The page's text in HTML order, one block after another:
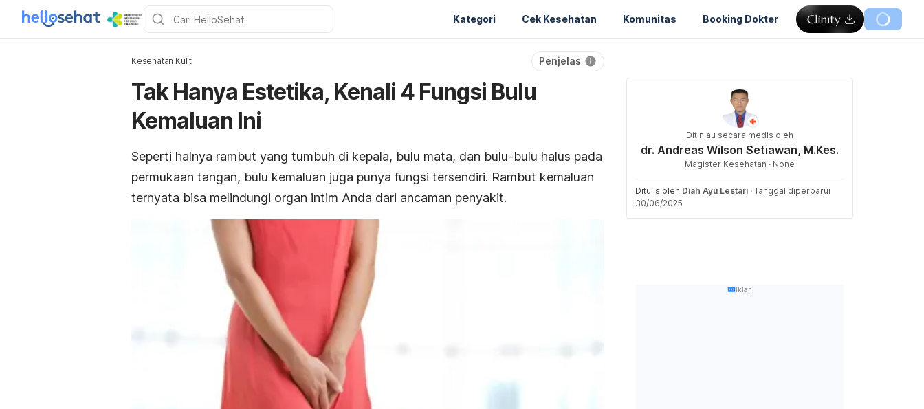
Kategori Cek Kesehatan Komunitas Booking Dokter
Kesehatan Kulit Penjelas
Tak Hanya Estetika, Kenali 4 Fungsi Bulu
Kemaluan Ini
Seperti halnya rambut yang tumbuh di kepala, bulu mata, dan bulu-bulu halus pada
permukaan tangan, bulu kemaluan juga punya fungsi tersendiri. Rambut kemaluan
ternyata bisa melindungi organ intim Anda dari ancaman penyakit.
Ditinjau secara medis oleh
dr. Andreas Wilson Setiawan, M.Kes.
Magister Kesehatan · None
Ditulis oleh Diah Ayu Lestari · Tanggal diperbarui
30/06/2025
Iklan